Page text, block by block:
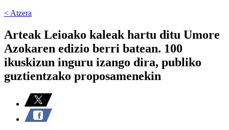
< Atzera
Arteak Leioako kaleak hartu ditu Umore
Azokaren edizio berri batean. 100
ikuskizun inguru izango dira, publiko
guztientzako proposamenekin